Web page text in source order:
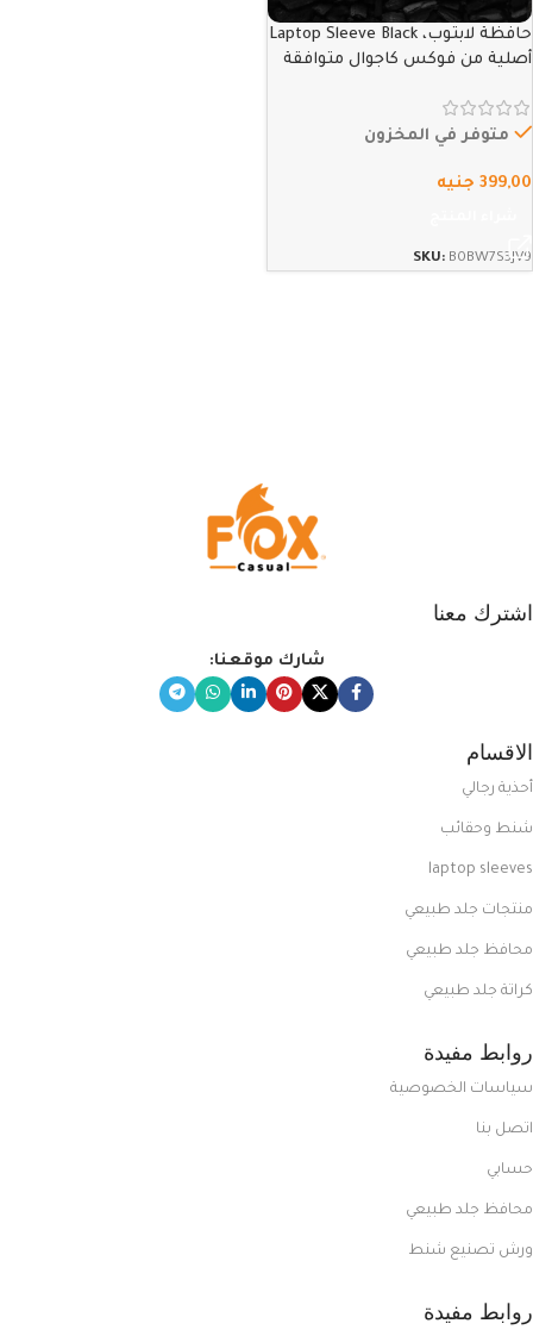
حافظة لابتوب، Laptop Sleeve Black
أصلية من فوكس كاجوال متوافقة
13” ، (M1 / M2 / A2338 / A2251 /
A2289 / A2159 / A1989 /…
متوفر في المخزون
399,00 جنيه
SKU: B0BW7S3JV9
اشترك معنا
شارك موقعنا:
الاقسام
أحذية رجالي
شنط وحقائب
laptop sleeves
منتجات جلد طبيعي
محافظ جلد طبيعي
كراتة جلد طبيعي
روابط مفيدة
سياسات الخصوصية
اتصل بنا
حسابي
محافظ جلد طبيعي
ورش تصنيع شنط
روابط مفيدة